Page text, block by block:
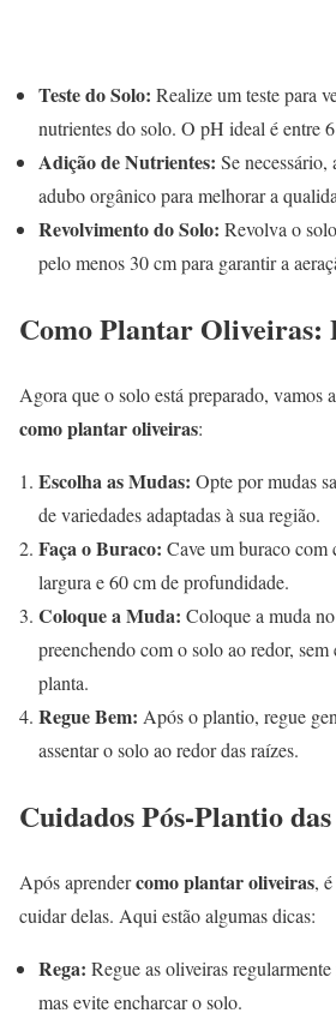
Teste do Solo: Realize um teste para
nutrientes do solo. O pH ideal é entre
Adição de Nutrientes: Se
adubo orgânico para melhorar a
Revolvimento do Solo: Revolva o
pelo menos 30 cm para garantir a
Como Plantar Oliveiras:
Agora que o solo está preparado, vamos
como plantar oliveiras:
Escolha as Mudas: Opte por mudas
de variedades adaptadas à sua região.
Faça o Buraco: Cave um buraco com
largura e 60 cm de profundidade.
Coloque a Muda: Coloque a muda
preenchendo com o solo ao redor,
planta.
Regue Bem: Após o plantio, regue
assentar o solo ao redor das raízes.
Cuidados Pós-Plantio
Após aprendercomo plantar oliveiras,
cuidar delas. Aqui estão algumas dicas:
Rega: Regue as oliveiras
mas evite encharcar o solo.